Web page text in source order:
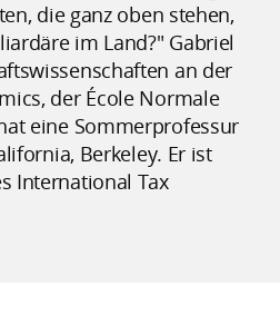
die ganz oben stehen,
im Land?" Gabriel
an der
der École Normale
eine Sommerprofessur
Berkeley. Er ist
International Tax